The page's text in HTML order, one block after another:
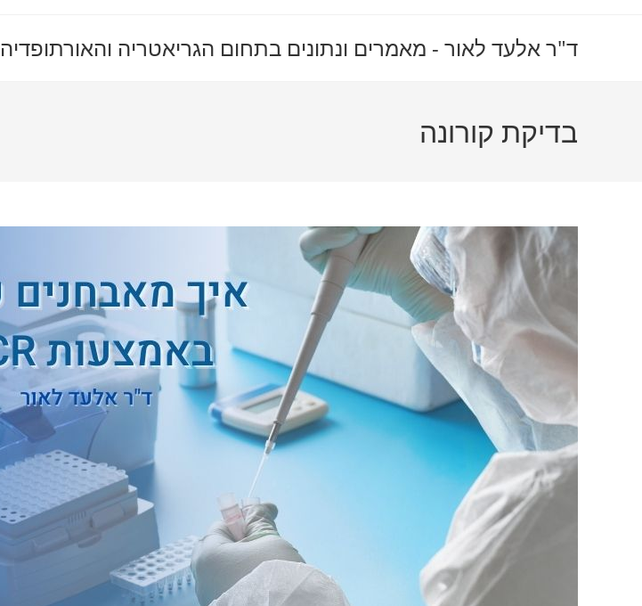
ד"ר אלעד לאור - מאמרים ונתונים בתחום הגריאטריה והאורתופדיה
בדיקת קורונה